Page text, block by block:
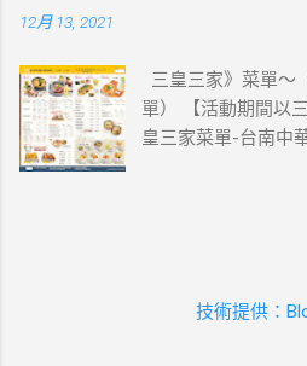
字，表示您的手機
卡機、平板、電信
中國大陸銷售的
2.iPhone 15
2.Pixel 6a、Pixel 6
台式傳統口味~好評
與其他優惠並行。
售數量為準。 2.活動
icash2.0二代卡(含
動優惠。 3.本活動
12月 13, 2021
三皇三家》菜單～
單） 【活動期間以
皇三家菜單-台南中
皇三家菜單-歸仁
灣優惠券大全》省
技術提供：